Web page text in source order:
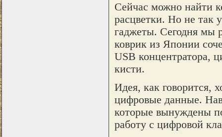
Сейчас можно найти
расцветки. Но не так
гаджеты. Сегодня мы
коврик из Японии
USB концентратора,
кисти.
Идея, как говорится,
цифровые данные.
которые вынуждены
работу с цифровой